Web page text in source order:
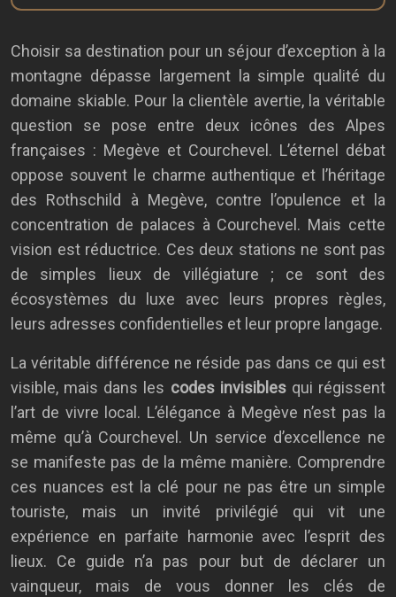
Choisir sa destination pour un séjour d’exception à la
montagne dépasse largement la simple qualité du
domaine skiable. Pour la clientèle avertie, la véritable
question se pose entre deux icônes des Alpes
françaises : Megève et Courchevel. L’éternel débat
oppose souvent le charme authentique et l’héritage
des Rothschild à Megève, contre l’opulence et la
concentration de palaces à Courchevel. Mais cette
vision est réductrice. Ces deux stations ne sont pas
de simples lieux de villégiature ; ce sont des
écosystèmes du luxe avec leurs propres règles,
leurs adresses confidentielles et leur propre langage.
La véritable différence ne réside pas dans ce qui est
visible, mais dans les codes invisiblesqui régissent
l’art de vivre local. L’élégance à Megève n’est pas la
même qu’à Courchevel. Un service d’excellence ne
se manifeste pas de la même manière. Comprendre
ces nuances est la clé pour ne pas être un simple
touriste, mais un invité privilégié qui vit une
expérience en parfaite harmonie avec l’esprit des
lieux. Ce guide n’a pas pour but de déclarer un
vainqueur, mais de vous donner les clés de